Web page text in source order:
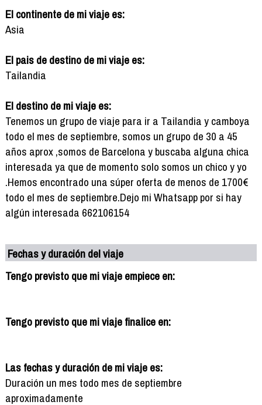
El continente de mi viaje es:
Asia
El pais de destino de mi viaje es:
Tailandia
El destino de mi viaje es:
Tenemos un grupo de viaje para ir a Tailandia y camboya
todo el mes de septiembre, somos un grupo de 30 a 45
años aprox ,somos de Barcelona y buscaba alguna chica
interesada ya que de momento solo somos un chico y yo
.Hemos encontrado una súper oferta de menos de 1700€
todo el mes de septiembre.Dejo mi Whatsapp por si hay
algún interesada 662106154
Fechas y duración del viaje
Tengo previsto que mi viaje empiece en:
Tengo previsto que mi viaje finalice en:
Las fechas y duración de mi viaje es:
Duración un mes todo mes de septiembre
aproximadamente